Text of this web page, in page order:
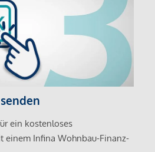
ein kostenloses
einem Infina Wohnbau-Finanz-